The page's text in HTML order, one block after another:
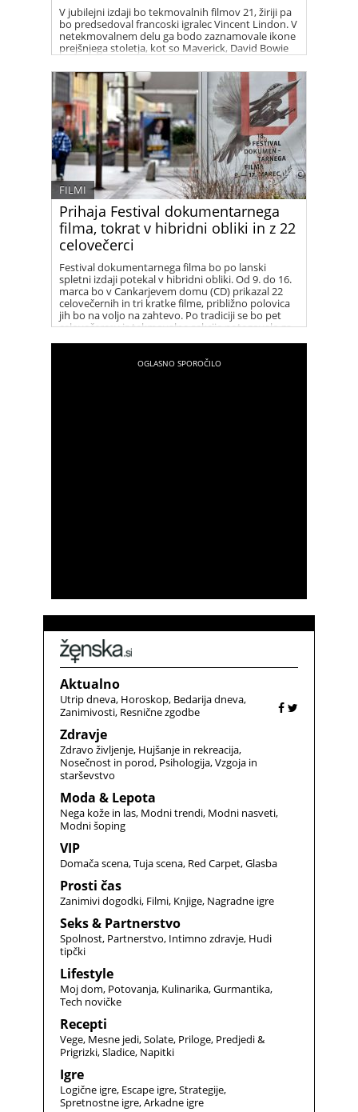
V jubilejni izdaji bo tekmovalnih filmov 21, žiriji pa
bo predsedoval francoski igralec Vincent Lindon. V
netekmovalnem delu ga bodo zaznamovale ikone
prejšnjega stoletja, kot so Maverick, David Bowie
in Elvis Presley.
Prihaja Festival dokumentarnega
filma, tokrat v hibridni obliki in z 22
celovečerci
FILMI
Festival dokumentarnega filma bo po lanski
spletni izdaji potekal v hibridni obliki. Od 9. do 16.
marca bo v Cankarjevem domu (CD) prikazal 22
celovečernih in tri kratke filme, približno polovica
jih bo na voljo na zahtevo. Po tradiciji se bo pet
celovečercev iz tekmovalne sekcije potegovalo za
Aktualno
Utrip dneva Horoskop Bedarija dneva
Zanimivosti Resnične zgodbe
Zdravje
Zdravo življenje Hujšanje in rekreacija
Nosečnost in porod Psihologija Vzgoja in
starševstvo
Moda & Lepota
Nega kože in las Modni trendi Modni nasveti
Modni šoping
VIP
Domača scena Tuja scena Red Carpet Glasba
Prosti čas
Zanimivi dogodki Filmi Knjige Nagradne igre
Seks & Partnerstvo
Spolnost Partnerstvo Intimno zdravje Hudi
tipčki
Lifestyle
Moj dom Potovanja Kulinarika Gurmantika
Tech novičke
Recepti
Vege Mesne jedi Solate Priloge Predjedi &
Prigrizki Sladice Napitki
Igre
Logične igre Escape igre Strategije
Spretnostne igre Arkadne igre